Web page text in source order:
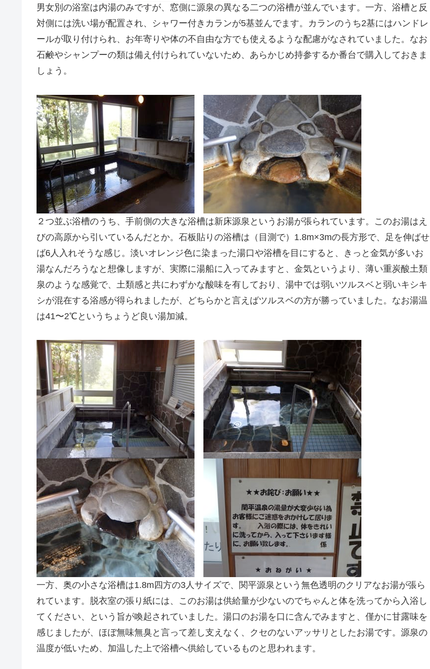
男女別の浴室は内湯のみですが、窓側に源泉の異なる二つの浴槽が並んでいます。一方、浴槽と反
対側には洗い場が配置され、シャワー付きカランが5基並んでます。カランのうち2基にはハンドレ
ールが取り付けられ、お年寄りや体の不自由な方でも使えるような配慮がなされていました。なお
石鹸やシャンプーの類は備え付けられていないため、あらかじめ持参するか番台で購入しておきま
しょう。
２つ並ぶ浴槽のうち、手前側の大きな浴槽は新床源泉というお湯が張られています。このお湯はえ
びの高原から引いているんだとか。石板貼りの浴槽は（目測で）1.8m×3mの長方形で、足を伸ばせ
ば6人入れそうな感じ。淡いオレンジ色に染まった湯口や浴槽を目にすると、きっと金気が多いお
湯なんだろうなと想像しますが、実際に湯船に入ってみますと、金気というより、薄い重炭酸土類
泉のような感覚で、土類感と共にわずかな酸味を有しており、湯中では弱いツルスベと弱いキシキ
シが混在する浴感が得られましたが、どちらかと言えばツルスベの方が勝っていました。なお湯温
は41〜2℃というちょうど良い湯加減。
一方、奥の小さな浴槽は1.8m四方の3人サイズで、関平源泉という無色透明のクリアなお湯が張ら
れています。脱衣室の張り紙には、このお湯は供給量が少ないのでちゃんと体を洗ってから入浴し
てください、という旨が喚起されていました。湯口のお湯を口に含んでみますと、僅かに甘露味を
感じましたが、ほぼ無味無臭と言って差し支えなく、クセのないアッサリとしたお湯です。源泉の
温度が低いため、加温した上で浴槽へ供給しているものと思われます。